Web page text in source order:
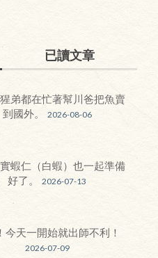
已讀文章
弟都在忙著幫川爸把魚賣
到國外。
2026-08-06
蝦仁（白蝦）也一起準備
好了。
2026-07-13
今天一開始就出師不利！
2026-07-09